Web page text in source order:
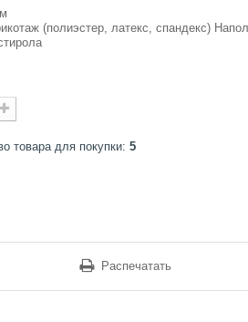
(полиэстер, латекс, спандекс)
товара для покупки: 5
Распечатать